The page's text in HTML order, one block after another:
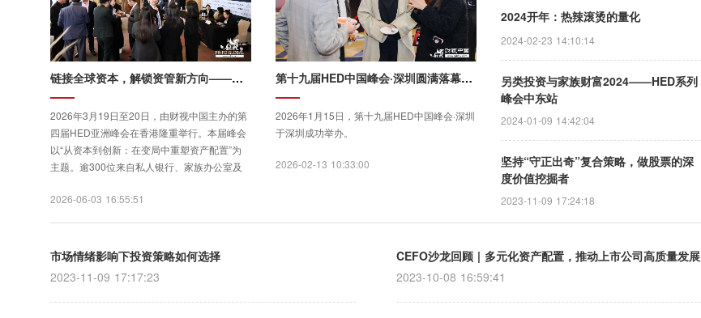
链接全球资本，解锁资管新方向——第四届HED亚洲峰会香港圆满落幕
2026年3月19日至20日，由财视中国主办的第
四届HED亚洲峰会在香港隆重举行。本届峰会
以“从资本到创新：在变局中重塑资产配置”为
主题。逾300位来自私人银行、家族办公室及
围绕人民币国际化、跨境基金架构、AI技术应
供了前瞻性指引。
2026-06-03 16:55:51
第十九届HED中国峰会·深圳圆满落幕：共话资产配置新范式，前瞻量化投资新阶段
2026年1月15日，第十九届HED中国峰会·深圳
于深圳成功举办。
2026-02-13 10:33:00
2024开年：热辣滚烫的量化
2024-02-23 14:10:14
另类投资与家族财富2024——HED系列
峰会中东站
2024-01-09 14:42:04
坚持“守正出奇”复合策略，做股票的深
度价值挖掘者
2023-11-09 17:24:18
市场情绪影响下投资策略如何选择
2023-11-09 17:17:23
CEFO沙龙回顾 | 多元化资产配置，推动上市公司高质量发展
2023-10-08 16:59:41